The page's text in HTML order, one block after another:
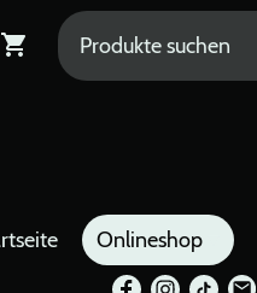
Onlineshop